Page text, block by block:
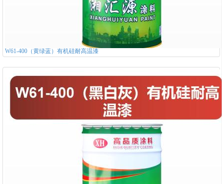
W61-400（黄绿蓝）有机硅耐高温漆